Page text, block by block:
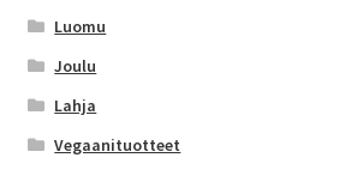
Luomu
Joulu
Lahja
Vegaanituotteet